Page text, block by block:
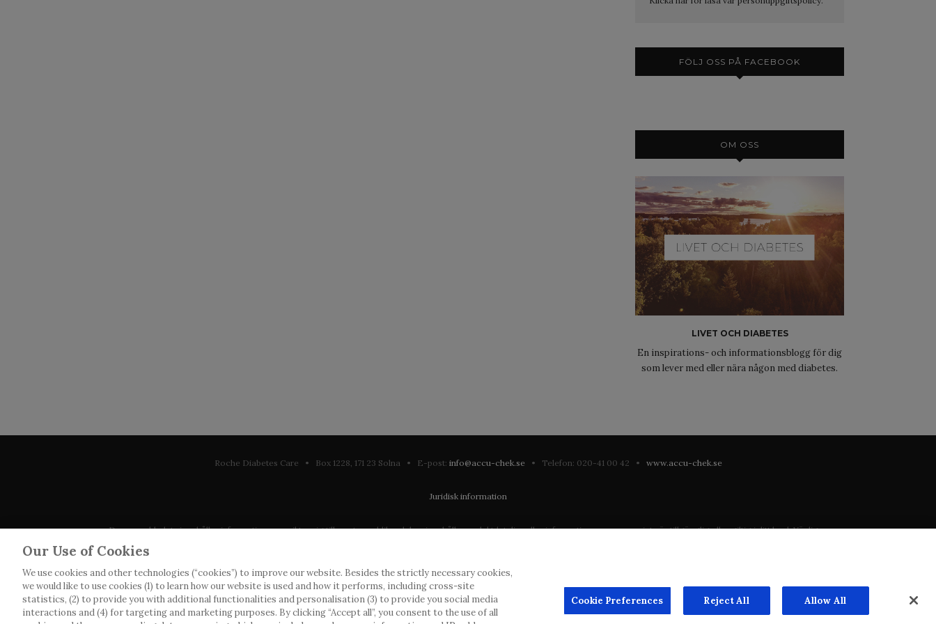
FÖLJ OSS PÅ FACEBOOK
OM OSS
LIVET OCH DIABETES
En inspirations- och informationsblogg för dig
som lever med eller nära någon med diabetes.
Roche Diabetes Care • Box 1228, 171 23 Solna • E-post: info@accu-chek.se • Telefon: 020-41 00 42 • www.accu-chek.se
Juridisk information
Denna webbplats innehåller information som riktar sig till en stor publik och kan innehålla produktdetaljer eller information som annars inte är tillgänglig eller giltig i ditt land. Vänligen
observera att vi inte tar något ansvar för information som eventuellt inte uppfyller någon gällande rättslig process, förordning, registrering eller användning i landet där du bor.
Roche har inte alltid möjlighet att kvalitetssäkra andras inlägg, men kommer att ta bort vilseledande eller olämpliga inlägg i möjligaste mån. Vi har inget ansvar för innehållet på externa
webbplatser som det länkas till. Kopiering av material från denna webbplats för användning någon annanstans är inte tillåtet utan överenskommelse. Webbplatsen säljer utrymme till
annonsörer, och sådant innehåll är märkt.
Our Use of Cookies
We use cookies and other technologies (“cookies”) to improve our website. Besides the strictly necessary cookies,
we would like to use cookies (1) to learn how our website is used and how it performs, including cross-site
statistics, (2) to provide you with additional functionalities and personalisation (3) to provide you social media
interactions and (4) for targeting and marketing purposes. By clicking “Accept all”, you consent to the use of all
Cookie Preferences Reject All Allow All